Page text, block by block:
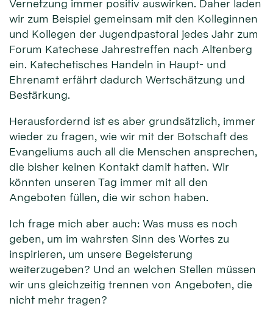
Vernetzung immer positiv auswirken. Daher laden
wir zum Beispiel gemeinsam mit den Kolleginnen
und Kollegen der Jugendpastoral jedes Jahr zum
Forum Katechese Jahrestreffen nach Altenberg
ein. Katechetisches Handeln in Haupt- und
Ehrenamt erfährt dadurch Wertschätzung und
Bestärkung.
Herausfordernd ist es aber grundsätzlich, immer
wieder zu fragen, wie wir mit der Botschaft des
Evangeliums auch all die Menschen ansprechen,
die bisher keinen Kontakt damit hatten. Wir
könnten unseren Tag immer mit all den
Angeboten füllen, die wir schon haben.
Ich frage mich aber auch: Was muss es noch
geben, um im wahrsten Sinn des Wortes zu
inspirieren, um unsere Begeisterung
weiterzugeben? Und an welchen Stellen müssen
wir uns gleichzeitig trennen von Angeboten, die
nicht mehr tragen?